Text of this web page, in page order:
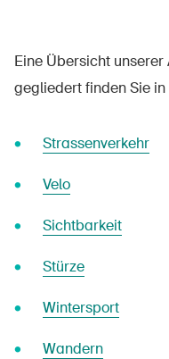
Eine Übersicht
gegliedert finden Sie
Strassenverkehr
Velo
Sichtbarkeit
Stürze
Wintersport
Wandern